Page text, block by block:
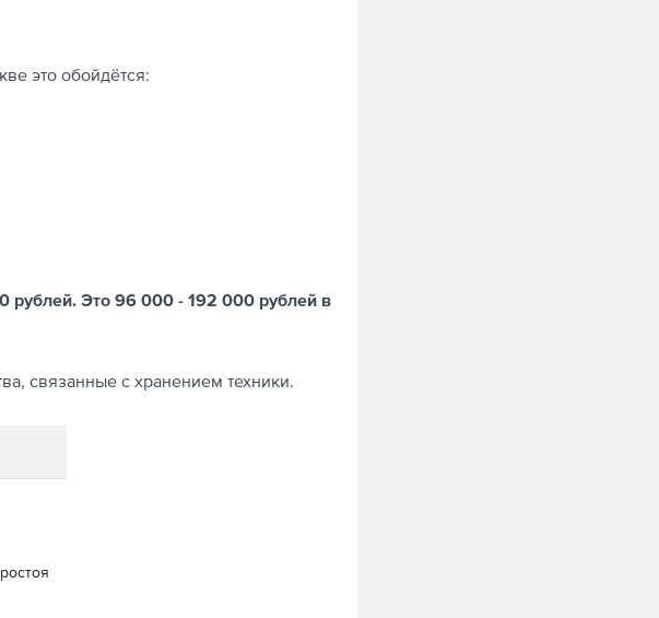
это обойдётся:
рублей. Это 96 000 - 192 000 рублей в
связанные с хранением техники.